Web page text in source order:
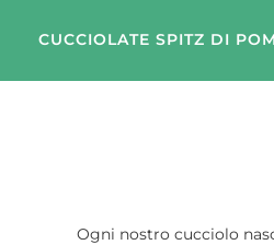
CUCCIOLATE SPITZ DI
Ogni nostro cucciolo